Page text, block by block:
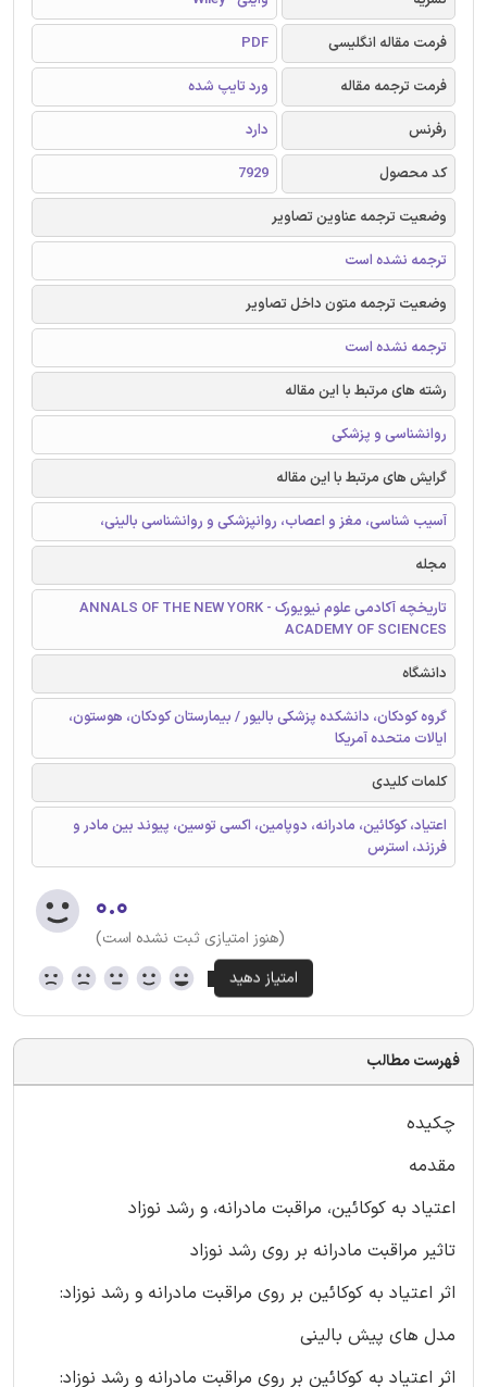
فرمت مقاله انگلیسی
PDF
فرمت ترجمه مقاله
ورد تایپ شده
رفرنس
دارد
کد محصول
7929
وضعیت ترجمه عناوین تصاویر
ترجمه نشده است
وضعیت ترجمه متون داخل تصاویر
ترجمه نشده است
رشته های مرتبط با این مقاله
روانشناسی و پزشکی
گرایش های مرتبط با این مقاله
آسیب شناسی، مغز و اعصاب، روانپزشکی و روانشناسی بالینی،
مجله
تاریخچه آکادمی علوم نیویورک - ANNALS OF THE NEW YORK
ACADEMY OF SCIENCES
دانشگاه
گروه کودکان، دانشکده پزشکی بالیور / بیمارستان کودکان، هوستون،
ایالات متحده آمریکا
کلمات کلیدی
اعتیاد، کوکائین، مادرانه، دوپامین، اکسی توسین، پیوند بین مادر و
فرزند، استرس
۰.۰
(هنوز امتیازی ثبت نشده است)
فهرست مطالب
چکیده
مقدمه
اعتیاد به کوکائین، مراقبت مادرانه، و رشد نوزاد
تاثیر مراقبت مادرانه بر روی رشد نوزاد
اثر اعتیاد به کوکائین بر روی مراقبت مادرانه و رشد نوزاد:
مدل های پیش بالینی
اثر اعتیاد به کوکائین بر روی مراقبت مادرانه و رشد نوزاد: